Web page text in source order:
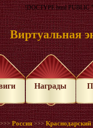
!DOCTYPE html PUBLIC
Виртуальная
Награды
>>>Россия >>>Краснодарский